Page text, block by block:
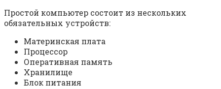
Простой компьютер состоит из нескольких
обязательных устройств:
Материнская плата
Процессор
Оперативная память
Хранилище
Блок питания